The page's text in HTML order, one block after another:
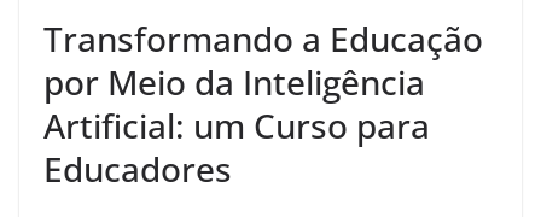
Transformando a Educação
por Meio da Inteligência
Artificial: um Curso para
Educadores